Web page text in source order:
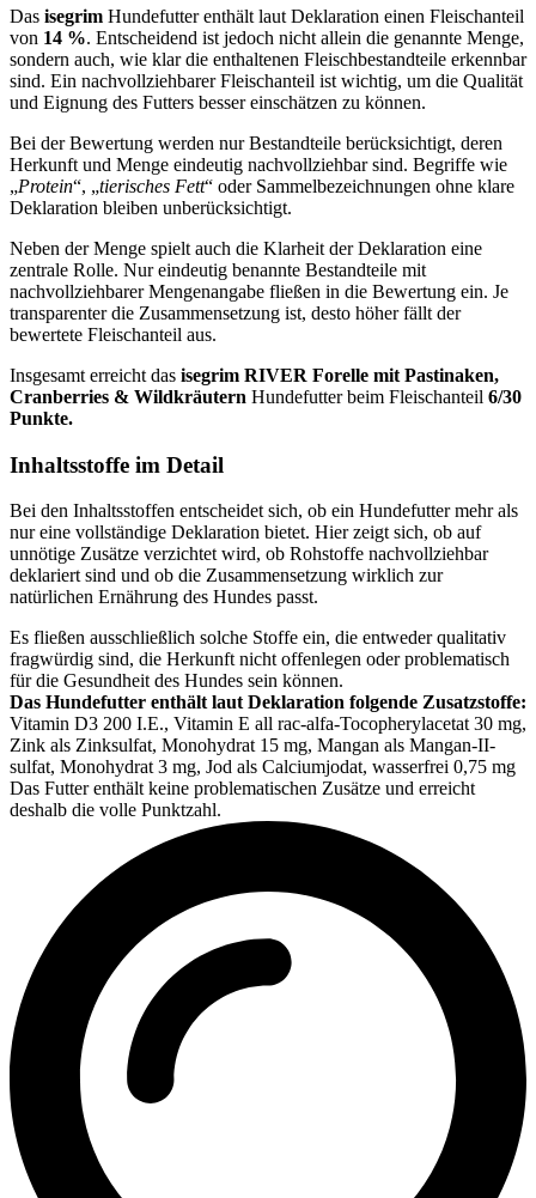
Das isegrim Hundefutter enthält laut Deklaration einen Fleischanteil
von 14 %. Entscheidend ist jedoch nicht allein die genannte Menge,
sondern auch, wie klar die enthaltenen Fleischbestandteile erkennbar
sind. Ein nachvollziehbarer Fleischanteil ist wichtig, um die Qualität
und Eignung des Futters besser einschätzen zu können.
Bei der Bewertung werden nur Bestandteile berücksichtigt, deren
Herkunft und Menge eindeutig nachvollziehbar sind. Begriffe wie
„Protein“, „tierisches Fett“ oder Sammelbezeichnungen ohne klare
Deklaration bleiben unberücksichtigt.
Neben der Menge spielt auch die Klarheit der Deklaration eine
zentrale Rolle. Nur eindeutig benannte Bestandteile mit
nachvollziehbarer Mengenangabe fließen in die Bewertung ein. Je
transparenter die Zusammensetzung ist, desto höher fällt der
bewertete Fleischanteil aus.
Insgesamt erreicht das isegrim RIVER Forelle mit Pastinaken,
Cranberries & Wildkräutern Hundefutter beim Fleischanteil 6/30
Punkte.
Inhaltsstoffe im Detail
Bei den Inhaltsstoffen entscheidet sich, ob ein Hundefutter mehr als
nur eine vollständige Deklaration bietet. Hier zeigt sich, ob auf
unnötige Zusätze verzichtet wird, ob Rohstoffe nachvollziehbar
deklariert sind und ob die Zusammensetzung wirklich zur
natürlichen Ernährung des Hundes passt.
Es fließen ausschließlich solche Stoffe ein, die entweder qualitativ
fragwürdig sind, die Herkunft nicht offenlegen oder problematisch
für die Gesundheit des Hundes sein können.
Das Hundefutter enthält laut Deklaration folgende Zusatzstoffe:
Vitamin D3 200 I.E., Vitamin E all rac-alfa-Tocopherylacetat 30 mg,
Zink als Zinksulfat, Monohydrat 15 mg, Mangan als Mangan-II-
sulfat, Monohydrat 3 mg, Jod als Calciumjodat, wasserfrei 0,75 mg
Das Futter enthält keine problematischen Zusätze und erreicht
deshalb die volle Punktzahl.